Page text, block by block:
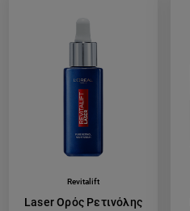
Revitalift
Laser Ορός Ρετινόλης